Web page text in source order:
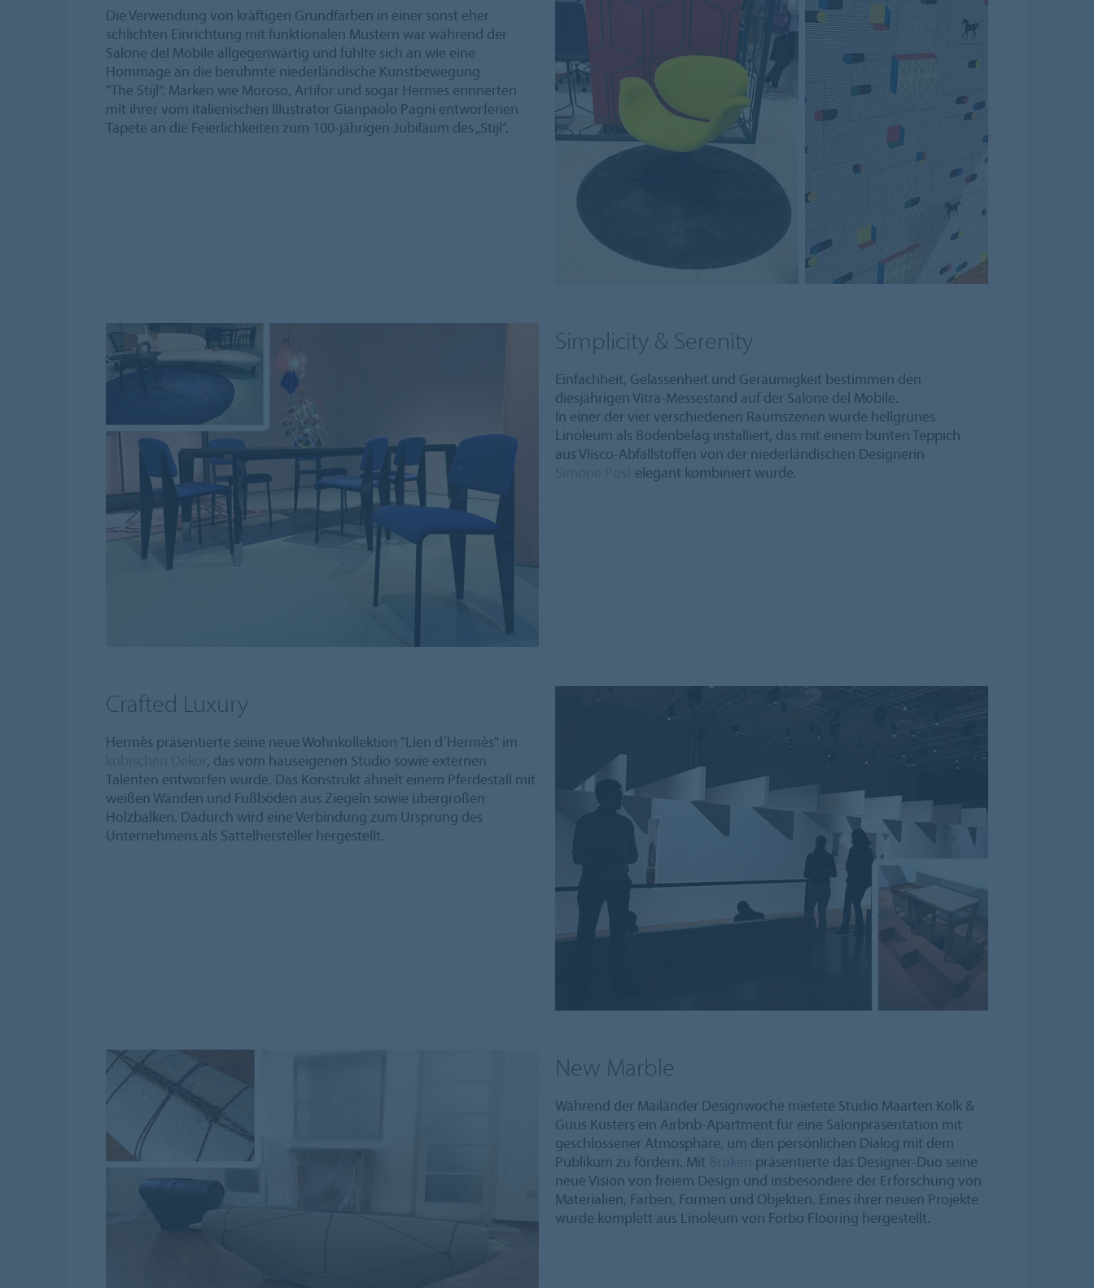
Die Verwendung von kräftigen Grundfarben in einer sonst eher
schlichten Einrichtung mit funktionalen Mustern war während der
Salone del Mobile allgegenwärtig und fühlte sich an wie eine
Hommage an die berühmte niederländische Kunstbewegung
"The Stijl". Marken wie Moroso, Artifor und sogar Hermes erinnerten
mit ihrer vom italienischen Illustrator Gianpaolo Pagni entworfenen
Tapete an die Feierlichkeiten zum 100-jährigen Jubiläum des „Stijl“.
Simplicity & Serenity
Einfachheit, Gelassenheit und Geräumigkeit bestimmen den
diesjährigen Vitra-Messestand auf der Salone del Mobile.
In einer der vier verschiedenen Raumszenen wurde hellgrünes
Linoleum als Bodenbelag installiert, das mit einem bunten Teppich
aus Vlisco-Abfallstoffen von der niederländischen Designerin
elegant kombiniert wurde.
Crafted Luxury
Hermès präsentierte seine neue Wohnkollektion "Lien d´Hermès" im
, das vom hauseigenen Studio sowie externen
Talenten entworfen wurde. Das Konstrukt ähnelt einem Pferdestall mit
weißen Wänden und Fußböden aus Ziegeln sowie übergroßen
Holzbalken. Dadurch wird eine Verbindung zum Ursprung des
Unternehmens als Sattelhersteller hergestellt.
New Marble
Während der Mailänder Designwoche mietete Studio Maarten Kolk &
Guus Kusters ein Airbnb-Apartment für eine Salonpräsentation mit
geschlossener Atmosphäre, um den persönlichen Dialog mit dem
Publikum zu fördern. Mit
präsentierte das Designer-Duo seine
neue Vision von freiem Design und insbesondere der Erforschung von
Materialien, Farben, Formen und Objekten. Eines ihrer neuen Projekte
wurde komplett aus Linoleum von Forbo Flooring hergestellt.